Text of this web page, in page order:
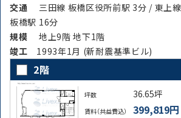
交通
三田線 板橋区役所前駅 3分 / 東上
板橋駅 16分
規模
地上9階 地下1階
竣⼯ 1993年1月 (新耐震基準ビル)
2階
坪数 36.65坪
賃料（共益費込） 399,819円